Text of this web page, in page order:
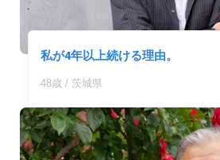
私が4年以上続ける理由。
48歳 / 茨城県